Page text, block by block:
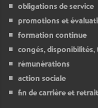
obligations de service
promotions et
formation continue
congés,
rémunérations
action sociale
fin de carrière et